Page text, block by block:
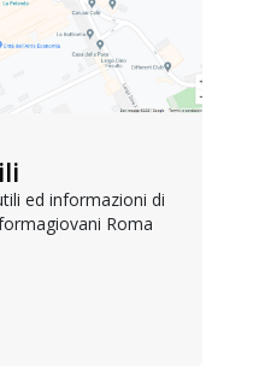
ed informazioni di
Roma